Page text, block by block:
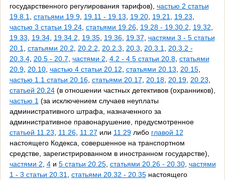
государственного регулирования тарифов), частью 2 статьи
19.8.1
статьями 19.9, 19.11 - 19.13 19.20, 19.21 19.23
частью 3 статьи 19.24, статьями 19.26, 19.28 - 19.30.2 19.32
19.33
19.34, 19.34.2 19.35, 19.36, 19.37 частями 3 - 5 статьи
20.1
статьями 20.2 20.2.2 20.2.3 20.3 20.3.1
20.3.2 -
20.3.4, 20.5 - 20.7 частями 2 4.2 - 4.5 статьи 20.8, статьями
20.9, 20.10, частью 4 статьи 20.12 статьями 20.13 20.15,
частью 1.1 статьи 20.16, статьями 20.17 20.18, 20.19, 20.23
статьей 20.24(в отношении частных детективов (охранников),
частью 1 (за исключением случаев неуплаты
административного штрафа, назначенного за
административное правонарушение, предусмотренное
статьей 11.23
11.26, 11.27 или 11.29либо главой 12
настоящего Кодекса, совершенное на транспортном
средстве, зарегистрированном в иностранном государстве),
частями 2 4и 5 статьи 20.25, статьями 20.26 - 20.30, частями
1 - 3 статьи 20.31
статьями 20.32 - 20.35настоящего